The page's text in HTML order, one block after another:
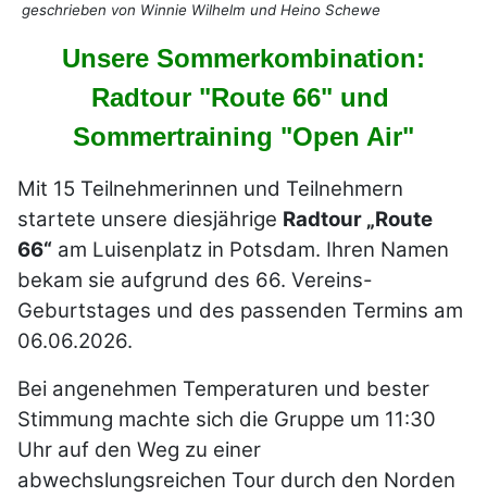
geschrieben von Winnie Wilhelm und Heino Schewe
Unsere Sommerkombination:
Radtour "Route 66" und
Sommertraining "Open Air"
Mit 15 Teilnehmerinnen und Teilnehmern
startete unsere diesjährige Radtour „Route
66“ am Luisenplatz in Potsdam. Ihren Namen
bekam sie aufgrund des 66. Vereins-
Geburtstages und des passenden Termins am
06.06.2026.
Bei angenehmen Temperaturen und bester
Stimmung machte sich die Gruppe um 11:30
Uhr auf den Weg zu einer
abwechslungsreichen Tour durch den Norden